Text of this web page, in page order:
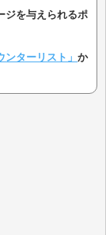
ジを与えられるポ
ンターリスト」 か